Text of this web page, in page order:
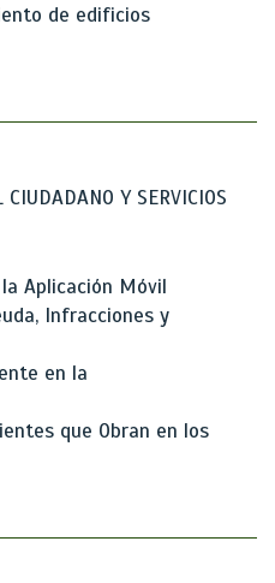
de edificios
Y SERVICIOS
Aplicación Móvil
Infracciones y
en la
que Obran en los